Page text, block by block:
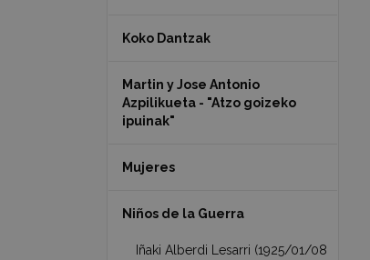
Koko Dantzak
Martin y Jose Antonio
Azpilikueta - "Atzo goizeko
ipuinak"
Mujeres
Niños de la Guerra
Iñaki Alberdi Lesarri (1925/01/08